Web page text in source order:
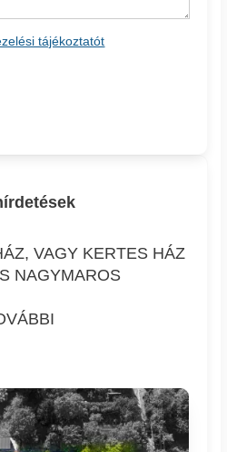
tájékoztatót
VAGY KERTES HÁZ
NAGYMAROS